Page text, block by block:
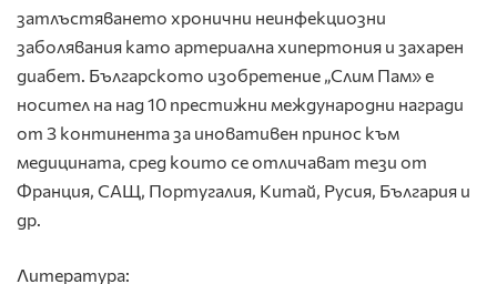
затлъстяването хронични неинфекциозни
заболявания като артериална хипертония и захарен
диабет. Българското изобретение „Слим Пам» е
носител на над 10 престижни международни награди
от 3 континента за иновативен принос към
медицината, сред които се отличават тези от
Франция, САЩ, Португалия, Китай, Русия, България и
др.
Литература: